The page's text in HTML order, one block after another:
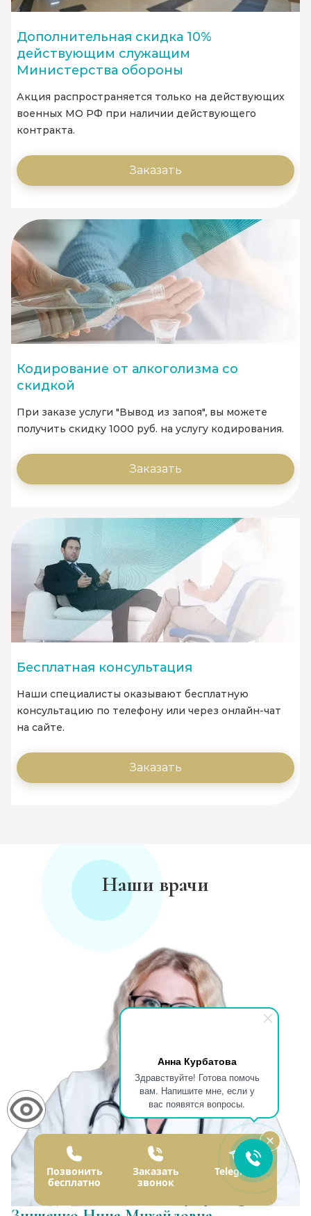
Анна Курбатова
Здравствуйте! Готова помочь
вам. Напишите мне, если у
вас появятся вопросы.
Дополнительная скидка 10%
действующим служащим
Министерства обороны
Акция распространяется только на действующих
военных МО РФ при наличии действующего
контракта.
Заказать
Кодирование от алкоголизма со
скидкой
При заказе услуги "Вывод из запоя", вы можете
получить скидку 1000 руб. на услугу кодирования.
Заказать
Бесплатная консультация
Наши специалисты оказывают бесплатную
консультацию по телефону или через онлайн-чат
на сайте.
Заказать
Наши врачи
Позвонить
бесплатно
Заказать
звонок
Telegram